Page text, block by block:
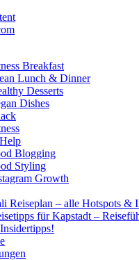
Breakfast
Lunch & Dinner
Desserts
Dishes
Blogging
Styling
Growth
Reiseplan – alle Hotspots &
für Kapstadt –